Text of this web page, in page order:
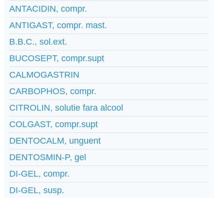
ANTACIDIN, compr.
ANTIGAST, compr. mast.
B.B.C., sol.ext.
BUCOSEPT, compr.supt
CALMOGASTRIN
CARBOPHOS, compr.
CITROLIN, solutie fara alcool
COLGAST, compr.supt
DENTOCALM, unguent
DENTOSMIN-P, gel
DI-GEL, compr.
DI-GEL, susp.